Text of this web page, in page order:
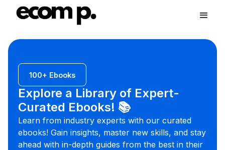
100+ Ebooks
Explore a Library of Expert-
Curated Ebooks! 📚
Learn from industry experts with our curated
ebooks! Gain insights, master new skills, and stay
ahead with in-depth guides from the best in their